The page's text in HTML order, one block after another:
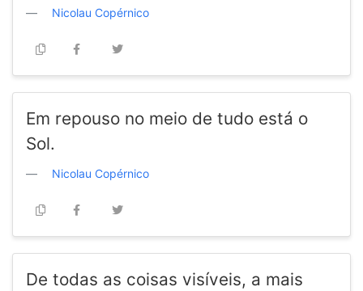
Nicolau Copérnico
Em repouso no meio de tudo está o
Sol.
Nicolau Copérnico
De todas as coisas visíveis, a mais